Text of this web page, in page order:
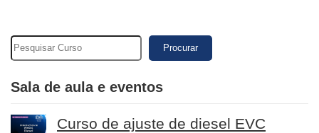
Procurar
Sala de aula e eventos
Curso de ajuste de diesel EVC